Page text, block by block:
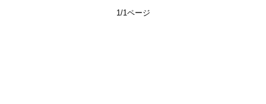
1/1ページ